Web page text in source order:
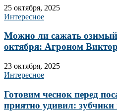
25 октября, 2025
Интересное
Можно ли сажать озимый
октября: Агроном
23 октября, 2025
Интересное
Готовим чеснок перед
приятно удивил: зубчики